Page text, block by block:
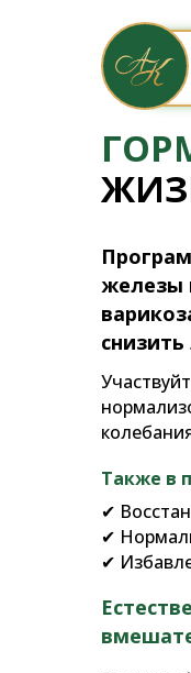
железы
Также в
✔
✔
✔